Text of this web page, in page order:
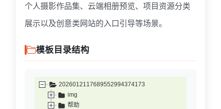
个人摄影作品集、云端相册预览、项目资源分类
展示以及创意类网站的入口引导等场景。
模板目录结构
2026012117689552994374173
img
帮助